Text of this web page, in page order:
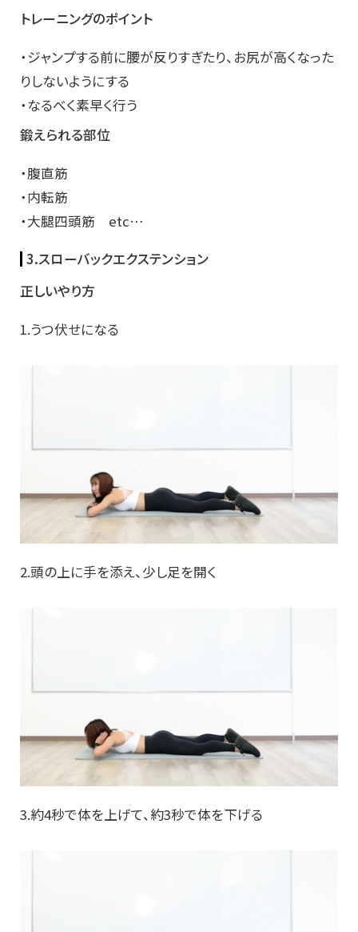
トレーニングのポイント
・ジャンプする前に腰が反りすぎたり、お尻が高くなった
りしないようにする
・なるべく素早く行う
鍛えられる部位
・腹直筋
・内転筋
・大腿四頭筋 etc…
3.スローバックエクステンション
正しいやり方
1.うつ伏せになる
2.頭の上に手を添え、少し足を開く
3.約4秒で体を上げて、約3秒で体を下げる